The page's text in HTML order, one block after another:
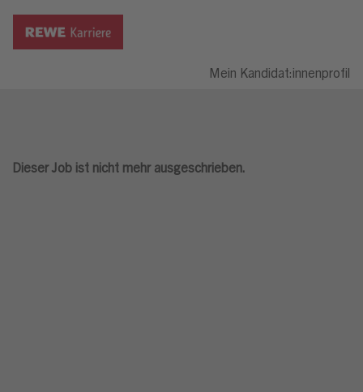
Mein Kandidat:innenprofil
Dieser Job ist nicht mehr ausgeschrieben.